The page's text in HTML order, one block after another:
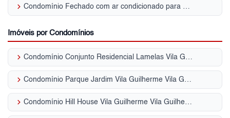
keyboard_arrow_right Condomínio Fechado com ar condicionado para Venda | Vila Guilherme
Imóveis por Condomínios
keyboard_arrow_right Condomínio Conjunto Residencial Lamelas Vila Guilherme
keyboard_arrow_right Condomínio Parque Jardim Vila Guilherme Vila Guilherme
keyboard_arrow_right Condomínio Hill House Vila Guilherme Vila Guilherme